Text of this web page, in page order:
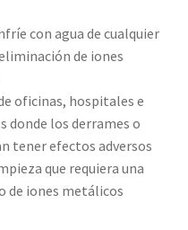
con agua de cualquier
de iones
oficinas, hospitales e
donde los derrames o
tener efectos adversos
que requiera una
de iones metálicos